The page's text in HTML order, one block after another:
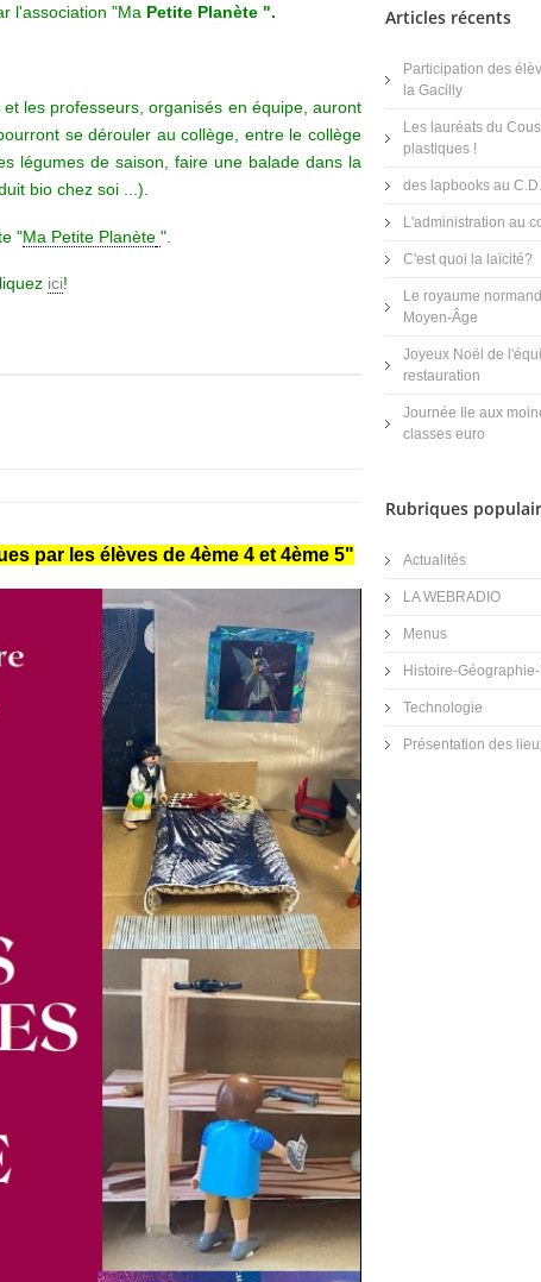
l'association "Ma Petite Planète ".
les professeurs, organisés en équipe, auront
se dérouler au collège, entre le collège
légumes de saison, faire une balade dans la
bio chez soi ...).
"Ma Petite Planète ".
ici!
par les élèves de 4ème 4 et 4ème 5"
Articles récents
Participation des
la Gacilly
Les lauréats du
plastiques !
des lapbooks au
L'administration au
C'est quoi la laïcité?
Le royaume
Moyen-Âge
Joyeux Noël de
restauration
Journée Ile aux
classes euro
Rubriques
Actualités
LA WEBRADIO
Menus
Histoire-
Technologie
Présentation des